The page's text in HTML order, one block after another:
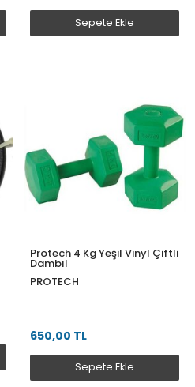
Sepete Ekle
Protech 4 Kg Yeşil Vinyl Çiftli
Dambıl
PROTECH
650,00 TL
Sepete Ekle